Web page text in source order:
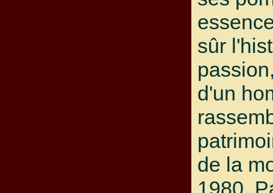
sûr
d'un
de la
1980.